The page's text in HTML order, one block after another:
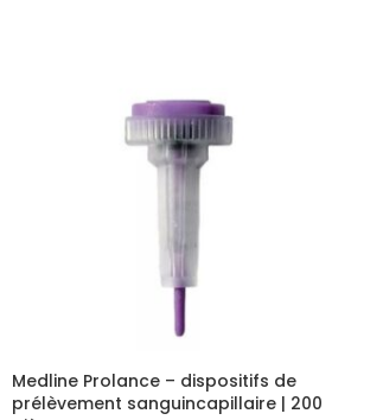
Medline Prolance – dispositifs de
prélèvement sanguincapillaire | 200